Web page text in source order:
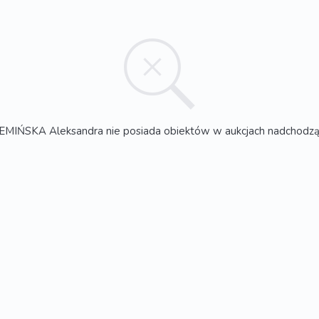
Aleksandra nie posiada obiektów w aukcjach